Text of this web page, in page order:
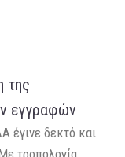
της
εγγραφών
έγινε δεκτό και